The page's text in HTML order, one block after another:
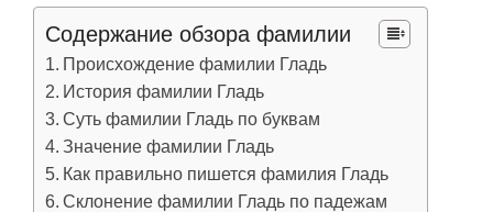
Содержание обзора фамилии
Происхождение фамилии Гладь
История фамилии Гладь
Суть фамилии Гладь по буквам
Значение фамилии Гладь
Как правильно пишется фамилия Гладь
Склонение фамилии Гладь по падежам